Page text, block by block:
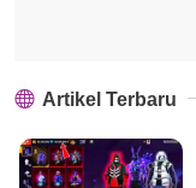
Artikel Terbaru